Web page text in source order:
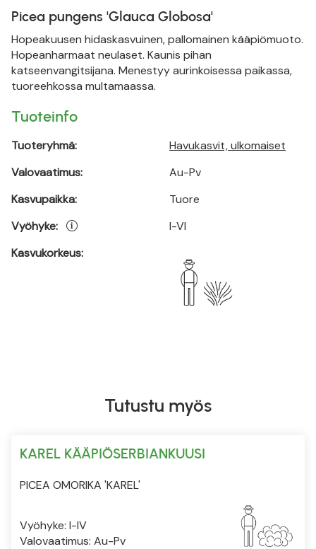
Picea pungens 'Glauca Globosa'
Hopeakuusen hidaskasvuinen, pallomainen kääpiömuoto.
Hopeanharmaat neulaset. Kaunis pihan
katseenvangitsijana. Menestyy aurinkoisessa paikassa,
tuoreehkossa multamaassa.
Tuoteinfo
Tuoteryhmä:
Valovaatimus:
Kasvupaikka:
Vyöhyke:
Kasvukorkeus:
Havukasvit, ulkomaiset
Au-Pv
Tuore
I-VI
Tutustu myös
KAREL KÄÄPIÖSERBIANKUUSI
PICEA OMORIKA 'KAREL'
Vyöhyke: I-IV
Valovaatimus: Au-Pv